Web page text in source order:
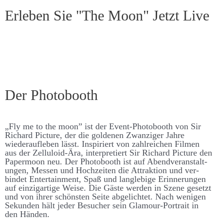
Er­leben Sie "The Moon" Jetzt Live
Der Photo­­booth
„Fly me to the moon” ist der Event-Photo­­­­booth von Sir
Richard Picture, der die goldenen Zwanziger Jahre
wieder­­­­auf­­­­leben lässt. Inspiriert von zahl­­­­reichen Filmen
aus der Zelluloid-Ära, inter­­pretiert Sir Richard Picture den
Paper­moon neu. Der Photo­­­­booth ist auf Abend­­­­ver­­­­an­­­­stalt­­­
ungen, Messen und Hoch­­­­zeiten die Attraktion und ver­­­
bindet Enter­­­­tain­­ment, Spaß und lang­­­­leb­ige Er­­­­inner­­­ungen
auf einzig­­­artige Weise. Die Gäste werden in Szene ge­­­­setzt
und von ihrer schönsten Seite ab­­­­ge­­­­lichtet. Nach wenigen
Sekunden hält jeder Be­­­sucher sein Glamour-Portrait in
den Händen.